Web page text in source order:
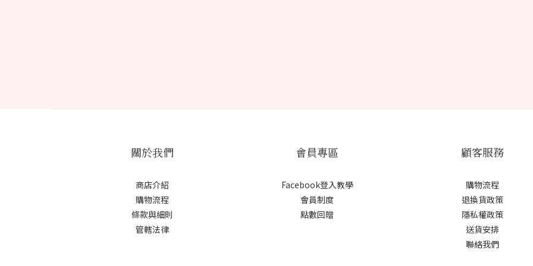
關於我們
商店介紹
購物流程
條款與細則
管轄法律
會員專區
Facebook登入教學
會員制度
點數回贈
顧客服務
購物流程
退換貨政策
隱私權政策
送貨安排
聯絡我們